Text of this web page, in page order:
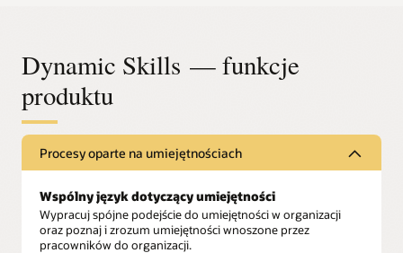
Dynamic Skills — funkcje
produktu
Procesy oparte na umiejętnościach
Wspólny język dotyczący umiejętności
Wypracuj spójne podejście do umiejętności w organizacji
oraz poznaj i zrozum umiejętności wnoszone przez
pracowników do organizacji.